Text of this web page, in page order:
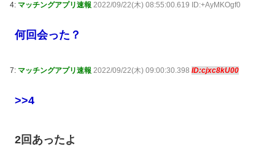
4: マッチングアプリ速報 2022/09/22(木) 08:55:00.619 ID:+AyMKOgf0
何回会った？
7: マッチングアプリ速報 2022/09/22(木) 09:00:30.398 ID:cjxc8kU00
>>4
2回あったよ